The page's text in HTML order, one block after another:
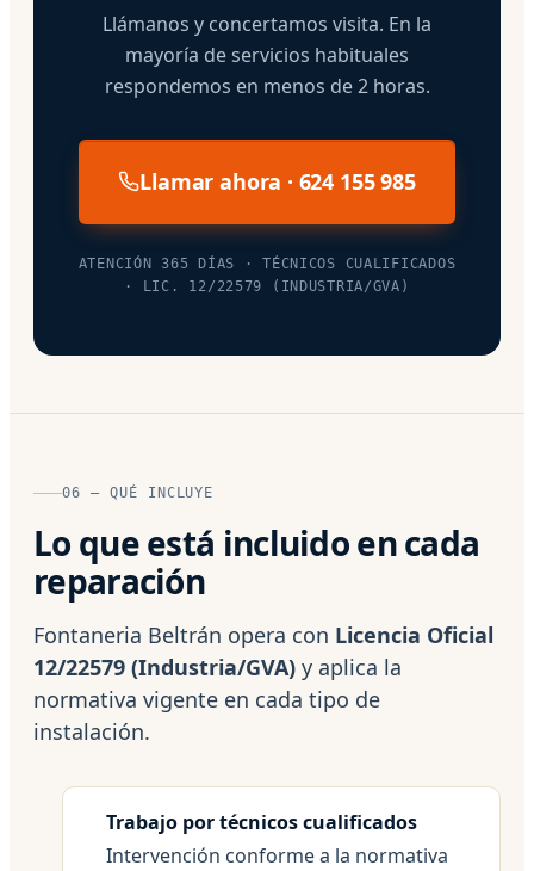
Llámanos y concertamos visita. En la
mayoría de servicios habituales
respondemos en menos de 2 horas.
Llamar ahora · 624 155 985
ATENCIÓN 365 DÍAS · TÉCNICOS CUALIFICADOS
· LIC. 12/22579 (INDUSTRIA/GVA)
06 — QUÉ INCLUYE
Lo que está incluido en cada
reparación
Fontaneria Beltrán opera con Licencia Oficial
12/22579 (Industria/GVA) y aplica la
normativa vigente en cada tipo de
instalación.
Trabajo por técnicos cualificados
Intervención conforme a la normativa